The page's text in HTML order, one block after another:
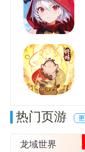
热门页游
龙域世界